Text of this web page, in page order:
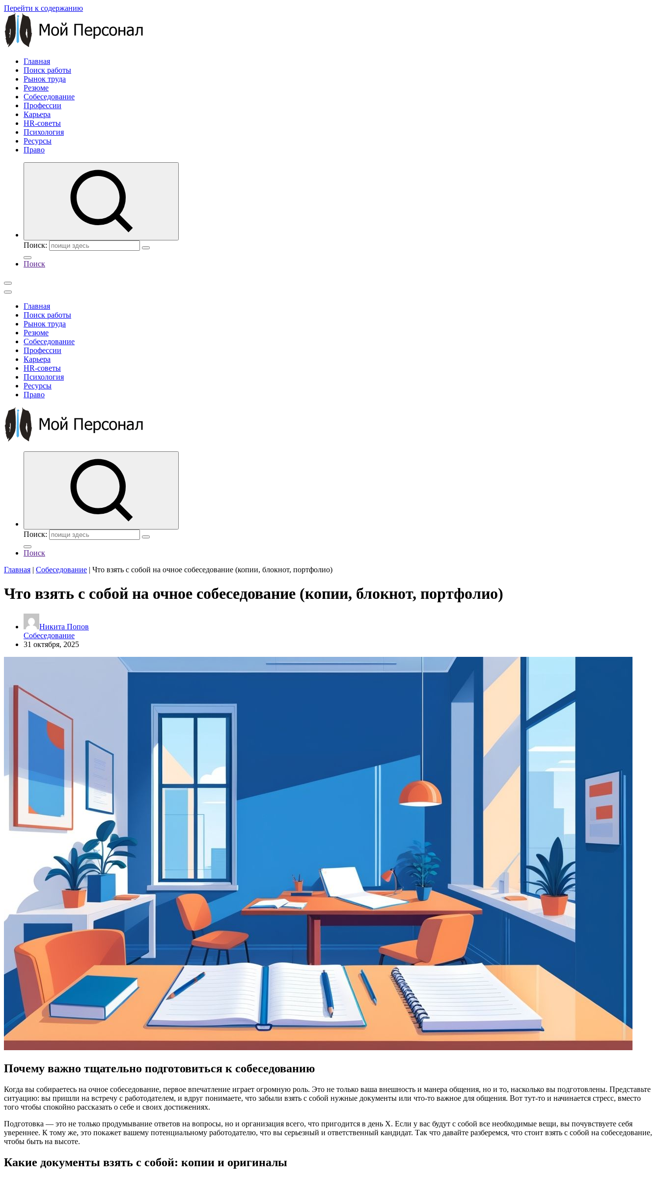
Перейти к содержанию
Главная
Поиск работы
Рынок труда
Резюме
Собеседование
Профессии
Карьера
HR-советы
Психология
Ресурсы
Право
Поиск:
Поиск
Главная
Поиск работы
Рынок труда
Резюме
Собеседование
Профессии
Карьера
HR-советы
Психология
Ресурсы
Право
Поиск:
Поиск
Главная | Собеседование | Что взять с собой на очное собеседование (копии, блокнот, портфолио)
Что взять с собой на очное собеседование (копии, блокнот, портфолио)
Никита Попов
Собеседование
31 октября, 2025
Почему важно тщательно подготовиться к собеседованию
Когда вы собираетесь на очное собеседование, первое впечатление играет огромную роль. Это не только ваша внешность и манера общения, но и то, насколько вы подготовлены. Представьте
ситуацию: вы пришли на встречу с работодателем, и вдруг понимаете, что забыли взять с собой нужные документы или что-то важное для общения. Вот тут-то и начинается стресс, вместо
того чтобы спокойно рассказать о себе и своих достижениях.
Подготовка — это не только продумывание ответов на вопросы, но и организация всего, что пригодится в день Х. Если у вас будут с собой все необходимые вещи, вы почувствуете себя
увереннее. К тому же, это покажет вашему потенциальному работодателю, что вы серьезный и ответственный кандидат. Так что давайте разберемся, что стоит взять с собой на собеседование,
чтобы быть на высоте.
Какие документы взять с собой: копии и оригиналы